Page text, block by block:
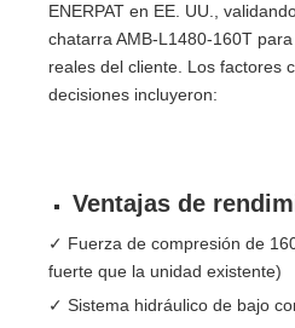
ENERPAT en EE. UU.,
chatarra AMB-L1480-160T
reales del cliente. Los factores
decisiones incluyeron:
Ventajas de
✓ Fuerza de compresión de
fuerte que la unidad existente)
✓ Sistema hidráulico de bajo